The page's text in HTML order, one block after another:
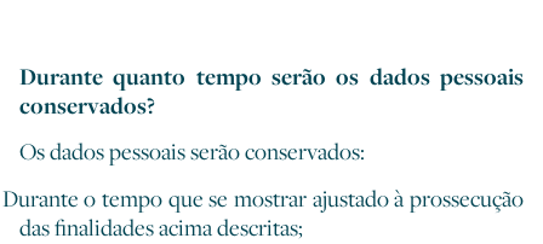
Durante quanto tempo serão os dados pessoais
conservados?
Os dados pessoais serão conservados:
Durante o tempo que se mostrar ajustado à prossecução
das finalidades acima descritas;